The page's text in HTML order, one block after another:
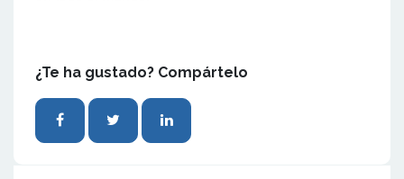
¿Te ha gustado? Compártelo